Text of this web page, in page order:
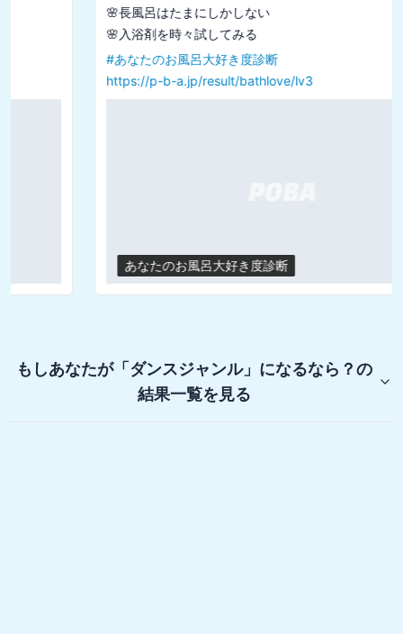
🌸長風呂はたまにしかしない
🌸入浴剤を時々試してみる
あなたのお風呂大好き度診断
https://p-b-a.jp/result/bathlove/lv3
あなたのお風呂大好き度診断
もしあなたが「ダンスジャンル」になるなら？の
結果一覧を見る